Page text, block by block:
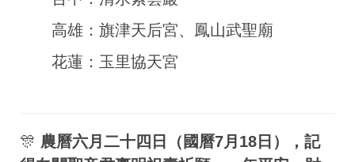
高雄：旗津天后宮、鳳山武聖廟
花蓮：玉里協天宮
🎊 農曆六月二十四日（國曆7月18日），記